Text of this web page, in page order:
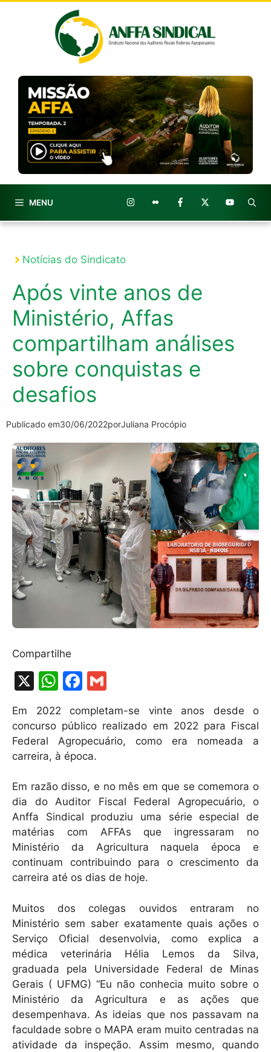
MENU
Notícias do Sindicato
Após vinte anos de
Ministério, Affas
compartilham análises
sobre conquistas e
desafios
Publicado em30/06/2022porJuliana Procópio
Compartilhe
X
W
h
at
s
A
p
p
F
c
e
b
o
o
k
ai
l
Em 2022 completam-se vinte anos desde o
concurso público realizado em 2022 para Fiscal
Federal Agropecuário, como era nomeada a
carreira, à época.
Em razão disso, e no mês em que se comemora o
dia do Auditor Fiscal Federal Agropecuário, o
Anffa Sindical produziu uma série especial de
matérias com AFFAs que ingressaram no
Ministério da Agricultura naquela época e
continuam contribuindo para o crescimento da
carreira até os dias de hoje.
Muitos dos colegas ouvidos entraram no
Ministério sem saber exatamente quais ações o
Serviço Oficial desenvolvia, como explica a
médica veterinária Hélia Lemos da Silva,
graduada pela Universidade Federal de Minas
Gerais ( UFMG) “Eu não conhecia muito sobre o
Ministério da Agricultura e as ações que
desempenhava. As ideias que nos passavam na
faculdade sobre o MAPA eram muito centradas na
atividade da inspeção. Assim mesmo, quando